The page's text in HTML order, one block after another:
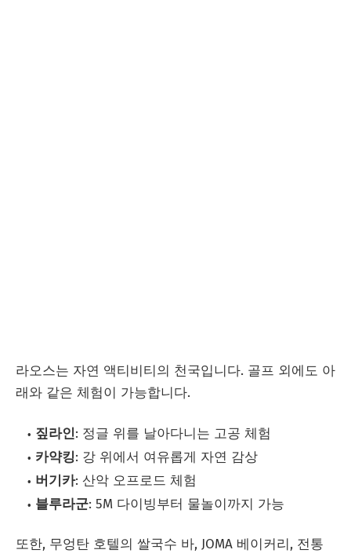
라오스는 자연 액티비티의 천국입니다. 골프 외에도 아
래와 같은 체험이 가능합니다.
짚라인: 정글 위를 날아다니는 고공 체험
카약킹: 강 위에서 여유롭게 자연 감상
버기카: 산악 오프로드 체험
블루라군: 5M 다이빙부터 물놀이까지 가능
또한, 무엉탄 호텔의 쌀국수 바, JOMA 베이커리, 전통